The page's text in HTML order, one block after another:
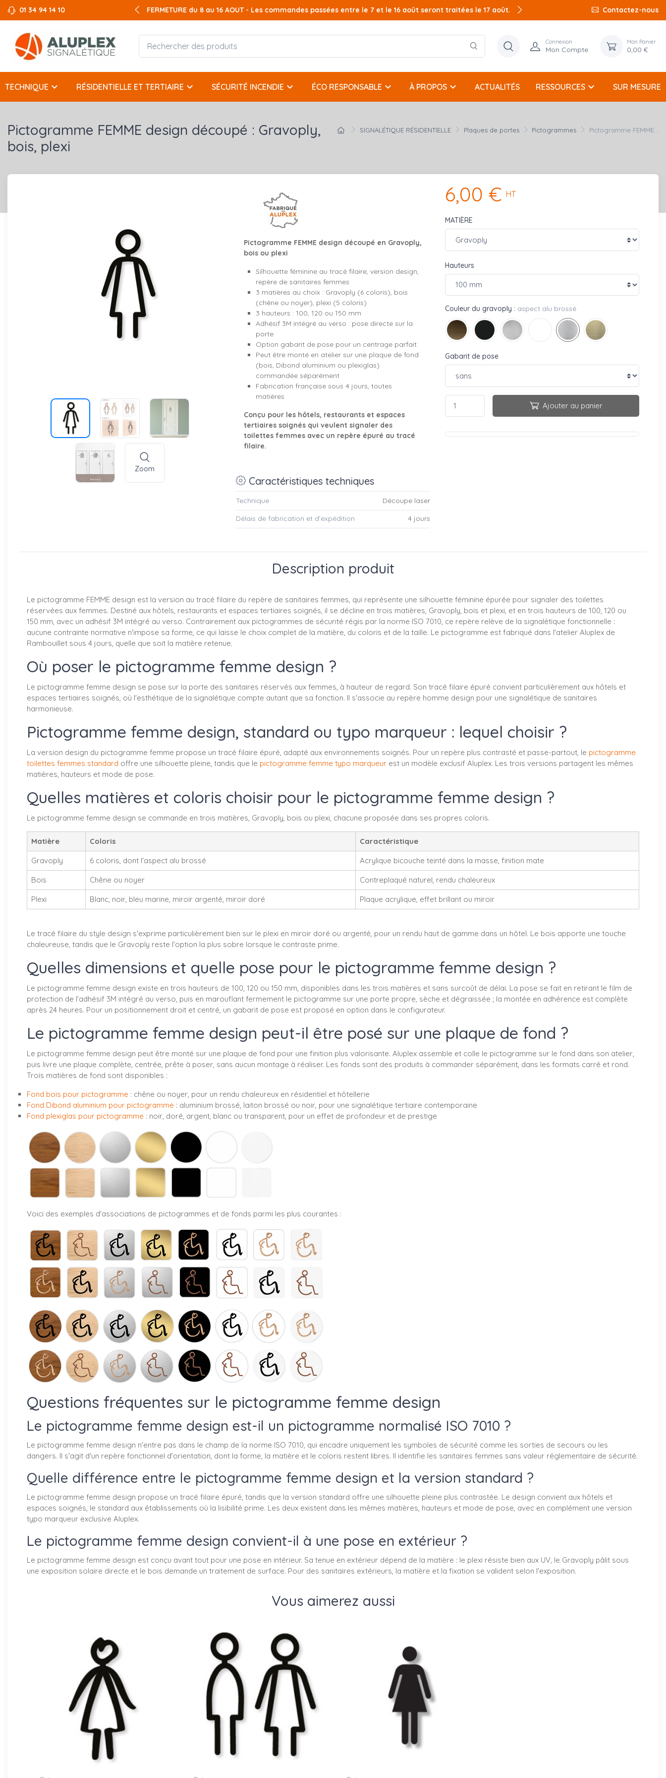
01 34 94 14 10 FERMETURE du 8 au 16 AOUT - Les commandes passées entre le 7 et le 16 août seront traitées le 17 août. Contactez-nous
Connexion
Mon Compte
Mon Panier
0,00 €
TECHNIQUE keyboard_arrow_down RÉSIDENTIELLE ET TERTIAIRE keyboard_arrow_down SÉCURITÉ INCENDIE keyboard_arrow_down ÉCO RESPONSABLE keyboard_arrow_down À PROPOS keyboard_arrow_down ACTUALITÉS RESSOURCES keyboard_arrow_down SUR MESURE
SIGNALÉTIQUE RÉSIDENTIELLE Plaques de portes Pictogrammes Pictogramme FEMME...
Pictogramme FEMME design découpé : Gravoply,
bois, plexi
Zoom
Pictogramme FEMME design découpé en Gravoply,
bois ou plexi
Silhouette féminine au tracé filaire, version design,
repère de sanitaires femmes
3 matières au choix : Gravoply (6 coloris), bois
(chêne ou noyer), plexi (5 coloris)
3 hauteurs : 100, 120 ou 150 mm
Adhésif 3M intégré au verso : pose directe sur la
porte
Option gabarit de pose pour un centrage parfait
Peut être monté en atelier sur une plaque de fond
(bois, Dibond aluminium ou plexiglas)
commandée séparément
Fabrication française sous 4 jours, toutes
matières
Conçu pour les hôtels, restaurants et espaces
tertiaires soignés qui veulent signaler des
toilettes femmes avec un repère épuré au tracé
filaire.
Caractéristiques techniques
Technique Découpe laser
Délais de fabrication et d’expédition 4 jours
6,00 € HT
MATIÈRE
Hauteurs
Couleur du gravoply : aspect alu brossé
Gabarit de pose
Ajouter au panier
Description produit
Le pictogramme FEMME design est la version au tracé filaire du repère de sanitaires femmes, qui représente une silhouette féminine épurée pour signaler des toilettes
réservées aux femmes. Destiné aux hôtels, restaurants et espaces tertiaires soignés, il se décline en trois matières, Gravoply, bois et plexi, et en trois hauteurs de 100, 120 ou
150 mm, avec un adhésif 3M intégré au verso. Contrairement aux pictogrammes de sécurité régis par la norme ISO 7010, ce repère relève de la signalétique fonctionnelle :
aucune contrainte normative n'impose sa forme, ce qui laisse le choix complet de la matière, du coloris et de la taille. Le pictogramme est fabriqué dans l'atelier Aluplex de
Rambouillet sous 4 jours, quelle que soit la matière retenue.
Où poser le pictogramme femme design ?
Le pictogramme femme design se pose sur la porte des sanitaires réservés aux femmes, à hauteur de regard. Son tracé filaire épuré convient particulièrement aux hôtels et
espaces tertiaires soignés, où l'esthétique de la signalétique compte autant que sa fonction. Il s'associe au repère homme design pour une signalétique de sanitaires
harmonieuse.
Pictogramme femme design, standard ou typo marqueur : lequel choisir ?
La version design du pictogramme femme propose un tracé filaire épuré, adapté aux environnements soignés. Pour un repère plus contrasté et passe-partout, le pictogramme
toilettes femmes standard offre une silhouette pleine, tandis que le pictogramme femme typo marqueur est un modèle exclusif Aluplex. Les trois versions partagent les mêmes
matières, hauteurs et mode de pose.
Quelles matières et coloris choisir pour le pictogramme femme design ?
Le pictogramme femme design se commande en trois matières, Gravoply, bois ou plexi, chacune proposée dans ses propres coloris.
Matière Coloris Caractéristique
Gravoply 6 coloris, dont l'aspect alu brossé Acrylique bicouche teinté dans la masse, finition mate
Bois Chêne ou noyer Contreplaqué naturel, rendu chaleureux
Plexi Blanc, noir, bleu marine, miroir argenté, miroir doré Plaque acrylique, effet brillant ou miroir
Le tracé filaire du style design s'exprime particulièrement bien sur le plexi en miroir doré ou argenté, pour un rendu haut de gamme dans un hôtel. Le bois apporte une touche
chaleureuse, tandis que le Gravoply reste l'option la plus sobre lorsque le contraste prime.
Quelles dimensions et quelle pose pour le pictogramme femme design ?
Le pictogramme femme design existe en trois hauteurs de 100, 120 ou 150 mm, disponibles dans les trois matières et sans surcoût de délai. La pose se fait en retirant le film de
protection de l'adhésif 3M intégré au verso, puis en marouflant fermement le pictogramme sur une porte propre, sèche et dégraissée ; la montée en adhérence est complète
après 24 heures. Pour un positionnement droit et centré, un gabarit de pose est proposé en option dans le configurateur.
Le pictogramme femme design peut-il être posé sur une plaque de fond ?
Le pictogramme femme design peut être monté sur une plaque de fond pour une finition plus valorisante. Aluplex assemble et colle le pictogramme sur le fond dans son atelier,
puis livre une plaque complète, centrée, prête à poser, sans aucun montage à réaliser. Les fonds sont des produits à commander séparément, dans les formats carré et rond.
Trois matières de fond sont disponibles :
Fond bois pour pictogramme : chêne ou noyer, pour un rendu chaleureux en résidentiel et hôtellerie
Fond Dibond aluminium pour pictogramme : aluminium brossé, laiton brossé ou noir, pour une signalétique tertiaire contemporaine
Fond plexiglas pour pictogramme : noir, doré, argent, blanc ou transparent, pour un effet de profondeur et de prestige
Voici des exemples d'associations de pictogrammes et de fonds parmi les plus courantes :
Questions fréquentes sur le pictogramme femme design
Le pictogramme femme design est-il un pictogramme normalisé ISO 7010 ?
Le pictogramme femme design n'entre pas dans le champ de la norme ISO 7010, qui encadre uniquement les symboles de sécurité comme les sorties de secours ou les
dangers. Il s'agit d'un repère fonctionnel d'orientation, dont la forme, la matière et le coloris restent libres. Il identifie les sanitaires femmes sans valeur réglementaire de sécurité.
Quelle différence entre le pictogramme femme design et la version standard ?
Le pictogramme femme design propose un tracé filaire épuré, tandis que la version standard offre une silhouette pleine plus contrastée. Le design convient aux hôtels et
espaces soignés, le standard aux établissements où la lisibilité prime. Les deux existent dans les mêmes matières, hauteurs et mode de pose, avec en complément une version
typo marqueur exclusive Aluplex.
Le pictogramme femme design convient-il à une pose en extérieur ?
Le pictogramme femme design est conçu avant tout pour une pose en intérieur. Sa tenue en extérieur dépend de la matière : le plexi résiste bien aux UV, le Gravoply pâlit sous
une exposition solaire directe et le bois demande un traitement de surface. Pour des sanitaires extérieurs, la matière et la fixation se valident selon l'exposition.
Vous aimerez aussi